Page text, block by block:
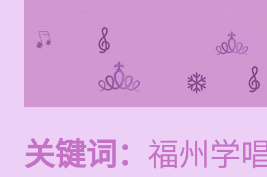
关键词： 福州学